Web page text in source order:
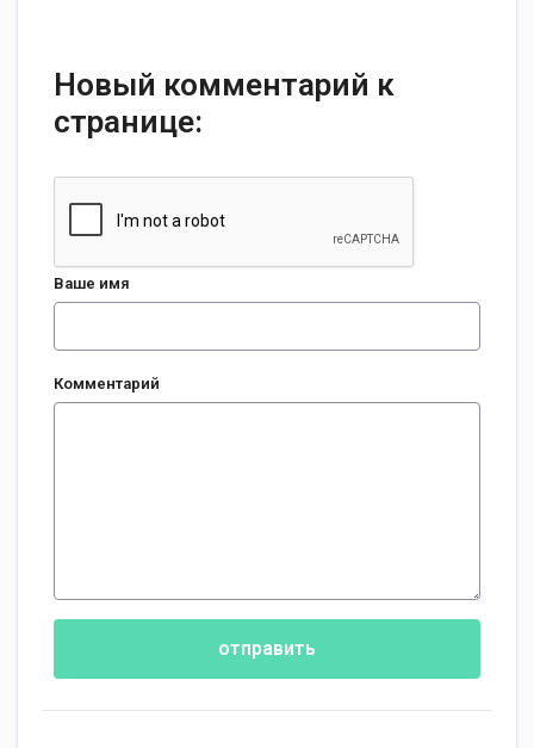
Новый комментарий к
странице:
Ваше имя
Комментарий
отправить